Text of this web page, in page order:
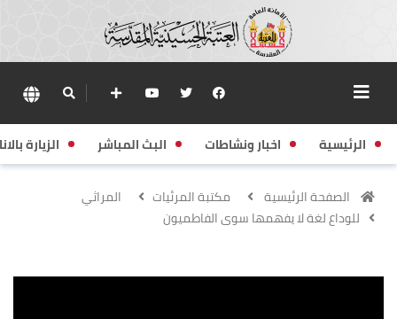
الرئيسية اخبار ونشاطات البث المباشر الزيارة
الصفحة الرئيسية مكتبة المرئيات
المراثي
للوداع لغة لا يفهمها سوى الفاطميون